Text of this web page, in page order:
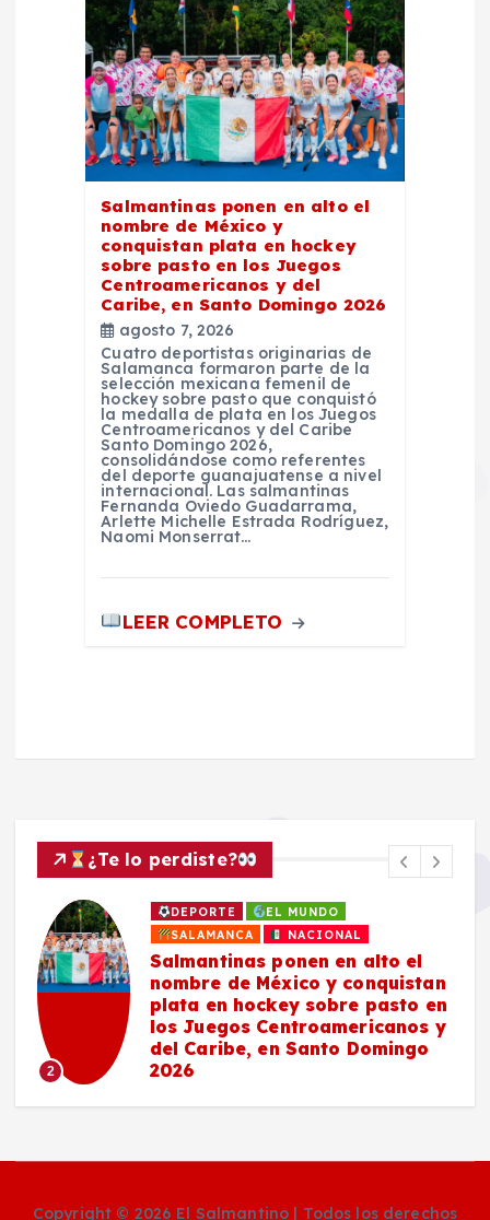
Salmantinas ponen en alto el
nombre de México y
conquistan plata en hockey
sobre pasto en los Juegos
Centroamericanos y del
Caribe, en Santo Domingo 2026
agosto 7, 2026
Cuatro deportistas originarias de
Salamanca formaron parte de la
selección mexicana femenil de
hockey sobre pasto que conquistó
la medalla de plata en los Juegos
Centroamericanos y del Caribe
Santo Domingo 2026,
consolidándose como referentes
del deporte guanajuatense a nivel
internacional. Las salmantinas
Fernanda Oviedo Guadarrama,
Arlette Michelle Estrada Rodríguez,
Naomi Monserrat…
LEER COMPLETO
¿Te lo perdiste?
2
DEPORTE
EL MUNDO
SALAMANCA
NACIONAL
Salmantinas ponen en alto el
nombre de México y conquistan
plata en hockey sobre pasto en
los Juegos Centroamericanos y
del Caribe, en Santo Domingo
2026
Copyright © 2026 El Salmantino | Todos los derechos